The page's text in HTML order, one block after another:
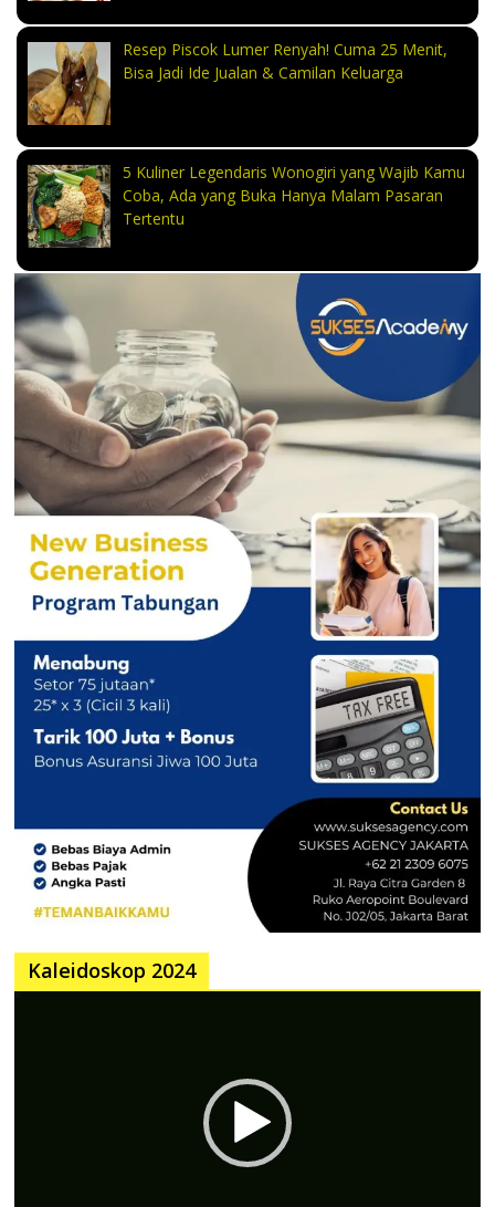
Resep Piscok Lumer Renyah! Cuma 25 Menit,
Bisa Jadi Ide Jualan & Camilan Keluarga
5 Kuliner Legendaris Wonogiri yang Wajib Kamu
Coba, Ada yang Buka Hanya Malam Pasaran
Tertentu
Kaleidoskop 2024